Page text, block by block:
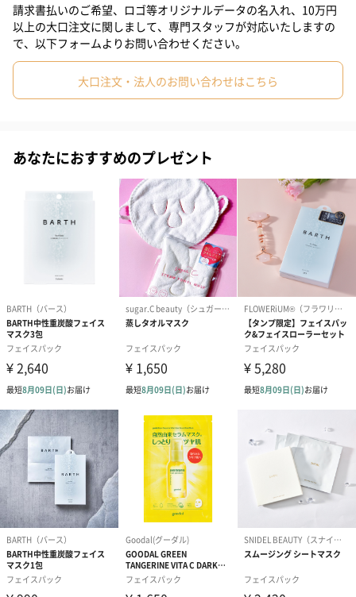
アルニカフラワーエキス、ラベンダーオイル、ローズマリーリー
フオイルなどの7つのエッセンシャルオイルが肌の活力を高め、ダ
メージを受けた肌の回復を助けます。
肌必須のパワーマルチビタミン
肌に必要なパワーマルチビタミン成分が肌の奥まで浸透しくすん
だ肌を明るい透明肌に導きます。
100%植物繊維シート
バナナの皮でできた100%環境にやさしい天然繊維シートで、細菌
や細菌を抑制します。
ロールタイプで簡単&衛生的
ロールタイプのマスクシートは、簡単にロールダウンして取り付
#20代後半 #30代 #40代 #50代 #60代 #70代
#80代 #90代
請求書払いのご希望、ロゴ等オリジナルデータの名入れ、10万円
以上の大口注文に関しまして、専門スタッフが対応いたしますの
で、以下フォームよりお問い合わせください。
大口注文・法人のお問い合わせはこちら
あなたにおすすめのプレゼント